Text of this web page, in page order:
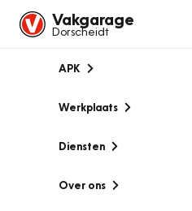
Vakgarage
Dorscheidt
APK
Werkplaats
Diensten
Over ons